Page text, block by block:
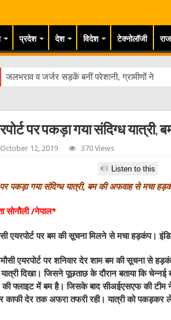
प्रदेश देश विदेश टेक्नोलॉजी
जलभराव व जर्जर सड़कें बनीं परेशानी, ग्रामीणों ने डीएम
पर पकड़ा गया संदिग्‍ध
October 12, 2019 370 Views
Listen to this
पर पकड़ा गया संदिग्‍ध यात्री, बम की अफवाह से मचा
सोनौली /नेपाल*
पर बम की सूचना मिलने से मचा हड़कंप।
एयरपोर्ट पर शनिवार देर शाम बम की सूचना से
दिखा। जिसने पूछताछ के दौरान बताया कि
की फ्लाइट में बम है। जिसके बाद सीअईएसएफ की टीम
काफी देर तक अफरा तफरी रही। यात्री को पकड़कर